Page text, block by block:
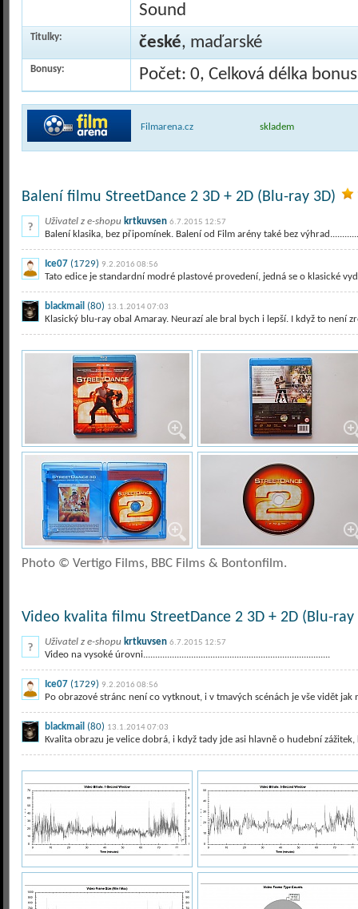
Sound
Titulky: české, maďarské
Bonusy: Počet: 0, Celková délka
Filmarena.cz skladem
Balení filmu StreetDance 2 3D + 2D (Blu-ray 3D)
Uživatel z e-shopu krtkuvsen 6.7.2015 12:57
Balení klasika, bez připomínek. Balení od Film arény také bez
Ice07 (1729) 9.2.2016 08:56
Tato edice je standardní modré plastové provedení, jedná se o klasické
blackmail (80) 13.1.2014 07:03
Klasický blu-ray obal Amaray. Neurazí ale bral bych i lepší. I když to není
Photo © Vertigo Films, BBC Films & Bontonfilm.
Video kvalita filmu StreetDance 2 3D + 2D (Blu-ray
Uživatel z e-shopu krtkuvsen 6.7.2015 12:57
Video na vysoké úrovni..............................................................................
Ice07 (1729) 9.2.2016 08:56
Po obrazové stránc není co vytknout, i v tmavých scénách je vše vidět jak
blackmail (80) 13.1.2014 07:03
Kvalita obrazu je velice dobrá, i když tady jde asi hlavně o hudební